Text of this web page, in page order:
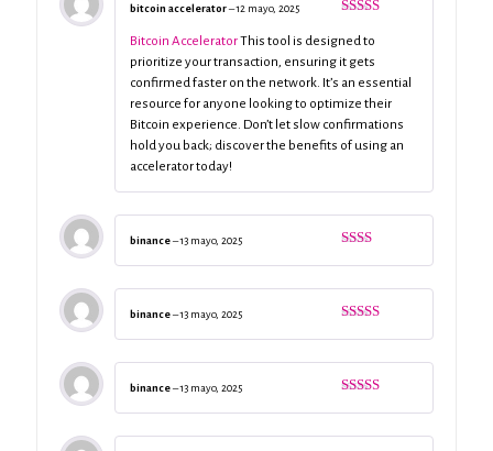
con4de 5
bitcoin accelerator–12 mayo, 2025
Bitcoin AcceleratorThis tool is designed to
prioritize your transaction, ensuring it gets
confirmed faster on the network. It’s an essential
resource for anyone looking to optimize their
Bitcoin experience. Don’t let slow confirmations
hold you back; discover the benefits of using an
accelerator today!
2de
binance–13 mayo, 2025
de 5
binance–13 mayo, 2025
binance–13 mayo, 2025